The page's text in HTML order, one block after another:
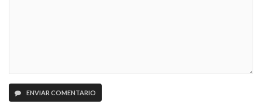
ENVIAR COMENTARIO